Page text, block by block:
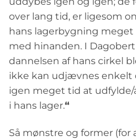
over lang tid, er ligesom
hans lagerbygning
med hinanden. I
dannelsen af hans cirkel
ikke kan udjævnes
igen meget tid at
i hans lager.“
Så mønstre og former